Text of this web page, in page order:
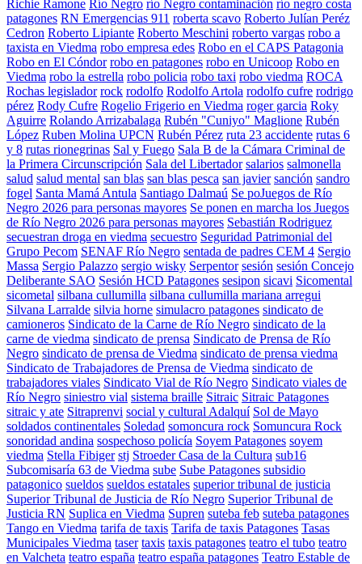
Richie Ramone Río Negro río Negro contaminación río negro costa
patagones RN Emergencias 911 roberta scavo Roberto Julían Peréz
Cedron Roberto Lipiante Roberto Meschini roberto vargas robo a
taxista en Viedma robo empresa edes Robo en el CAPS Patagonia
Robo en El Cóndor robo en patagones robo en Unicoop Robo en
Viedma robo la estrella robo policia robo taxi robo viedma ROCA
Rochas legislador rock rodolfo Rodolfo Artola rodolfo cufre rodrigo
pérez Rody Cufre Rogelio Frigerio en Viedma roger garcia Roky
Aguirre Rolando Arrizabalaga Rubén "Cuniyo" Maglione Rubén
López Ruben Molina UPCN Rubén Pérez ruta 23 accidente rutas 6
y 8 rutas rionegrinas Sal y Fuego Sala B de la Cámara Criminal de
la Primera Circunscripción Sala del Libertador salarios salmonella
salud salud mental san blas san blas pesca san javier sanción sandro
fogel Santa Mamá Antula Santiago Dalmaú Se poJuegos de Río
Negro 2026 para personas mayores Se ponen en marcha los Juegos
de Río Negro 2026 para personas mayores Sebastián Rodriguez
secuestran droga en viedma secuestro Seguridad Patrimonial del
Grupo Pecom SENAF Río Negro sentada de padres CEM 4 Sergio
Massa Sergio Palazzo sergio wisky Serpentor sesión sesión Concejo
Deliberante SAO Sesión HCD Patagones sesipon sicavi Sicomental
sicometal silbana cullumilla silbana cullumilla mariana arregui
Silvana Larralde silvia horne simulacro patagones sindicato de
camioneros Sindicato de la Carne de Río Negro sindicato de la
carne de viedma sindicato de prensa Sindicato de Prensa de Río
Negro sindicato de prensa de Viedma sindicato de prensa viedma
Sindicato de Trabajadores de Prensa de Viedma sindicato de
trabajadores viales Sindicato Vial de Río Negro Sindicato viales de
Río Negro siniestro vial sistema braille Sitraic Sitraic Patagones
sitraic y ate Sitraprenvi social y cultural Adalquí Sol de Mayo
soldados continentales Soledad somoncura rock Somuncura Rock
sonoridad andina sospechoso policía Soyem Patagones soyem
viedma Stella Fibiger stj Stroeder Casa de la Cultura sub16
Subcomisaría 63 de Viedma sube Sube Patagones subsidio
patagonico sueldos sueldos estatales superior tribunal de justicia
Superior Tribunal de Justicia de Río Negro Superior Tribunal de
Justicia RN Suplica en Viedma Supren suteba feb suteba patagones
Tango en Viedma tarifa de taxis Tarifa de taxis Patagones Tasas
Municipales Viedma taser taxis taxis patagones teatro el tubo teatro
en Valcheta teatro españa teatro españa patagones Teatro Estable de